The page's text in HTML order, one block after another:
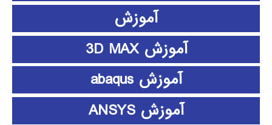
آموزش
آموزش 3D MAX
آموزش abaqus
آموزش ANSYS